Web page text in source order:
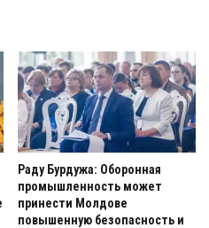
Раду Бурдужа: Оборонная
промышленность может
принести Молдове
повышенную безопасность и